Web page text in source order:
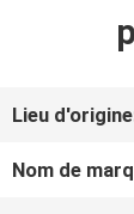
PROPOS
Lieu
Nom de